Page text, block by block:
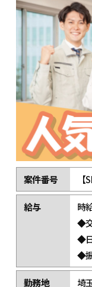
案件番号 【
給与
時
◆
◆
◆
勤務地 埼